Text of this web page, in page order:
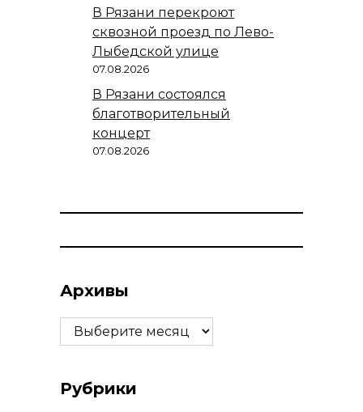
В Рязани перекроют
сквозной проезд по Лево-
Лыбедской улице
07.08.2026
В Рязани состоялся
благотворительный
концерт
07.08.2026
Архивы
Архивы
Рубрики